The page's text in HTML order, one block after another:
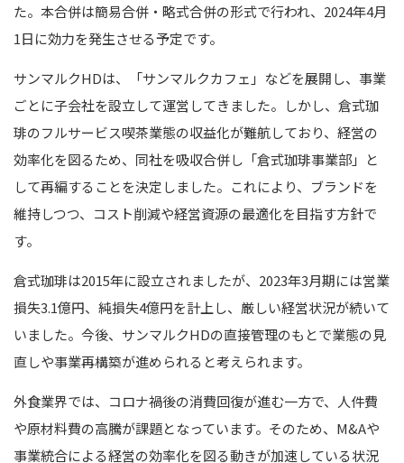
た。本合併は簡易合併・略式合併の形式で行われ、2024年4月
1日に効力を発生させる予定です。
サンマルクHDは、「サンマルクカフェ」などを展開し、事業
ごとに子会社を設立して運営してきました。しかし、倉式珈
琲のフルサービス喫茶業態の収益化が難航しており、経営の
効率化を図るため、同社を吸収合併し「倉式珈琲事業部」と
して再編することを決定しました。これにより、ブランドを
維持しつつ、コスト削減や経営資源の最適化を目指す方針で
す。
倉式珈琲は2015年に設立されましたが、2023年3月期には営業
損失3.1億円、純損失4億円を計上し、厳しい経営状況が続いて
いました。今後、サンマルクHDの直接管理のもとで業態の見
直しや事業再構築が進められると考えられます。
外食業界では、コロナ禍後の消費回復が進む一方で、人件費
や原材料費の高騰が課題となっています。そのため、M&Aや
事業統合による経営の効率化を図る動きが加速している状況